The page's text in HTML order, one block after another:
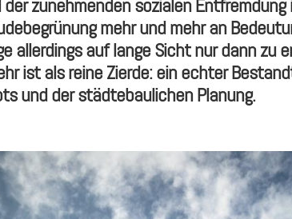
zunehmenden sozialen Entfremdung
mehr und mehr an
allerdings auf lange Sicht nur dann zu
ist als reine Zierde: ein echter
und der städtebaulichen Planung.